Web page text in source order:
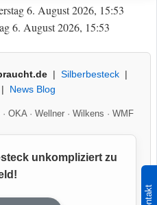
6. August 2026, 15:53
6. August 2026, 15:53
| Silberbesteck|
News Blog
· OKA· Wellner· Wilkens · WMF
unkompliziert zu